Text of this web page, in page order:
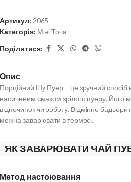
Артикул: 2065
Категорія: Міні Точа
Поділитися:
Опис
Порційний Шу Пуер – це зручний спосіб
насиченим смаком зрілого пуеру. Його
відпочинок чи роботу. Відмінно
можна заварювати в термосі.
ЯК ЗАВАРЮВАТИ ЧАЙ
Метод настоювання